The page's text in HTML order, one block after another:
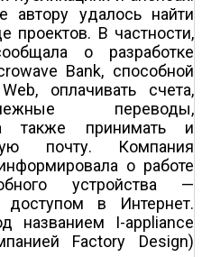
автору удалось найти
проектов. В частности,
о разработке
Bank, способной
оплачивать счета,
переводы,
также принимать и
почту. Компания
о работе
устройства —
в Интернет.
названием I-appliance
Factory Design)